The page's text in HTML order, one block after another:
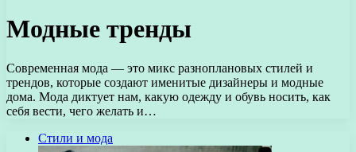
Модные тренды
Современная мода — это микс разноплановых стилей и
трендов, которые создают именитые дизайнеры и модные
дома. Мода диктует нам, какую одежду и обувь носить, как
себя вести, чего желать и…
Стили и мода